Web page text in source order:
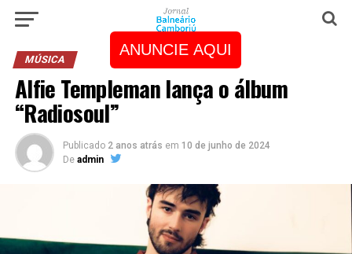
ANUNCIE AQUI
MÚSICA
Alfie Templeman lança o álbum
“Radiosoul”
Publicado 2 anos atrás em 10 de junho de 2024
De admin